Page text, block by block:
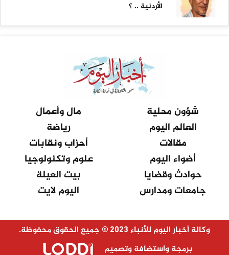
الأردنية .. ؟
شؤون محلية
مال وأعمال
العالم اليوم
رياضة
مقالات
أحزاب ونقابات
أضواء اليوم
علوم وتكنولوجيا
حوادث وقضايا
بيت العيلة
جامعات ومدارس
اليوم لايت
وكالة أخبار اليوم للأنباء 2023 © جميع الحقوق محفوظة.
برمجة واستضافة وتصميم